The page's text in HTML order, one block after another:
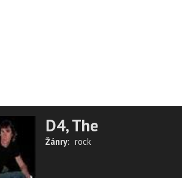
D4, The
Žánry: rock